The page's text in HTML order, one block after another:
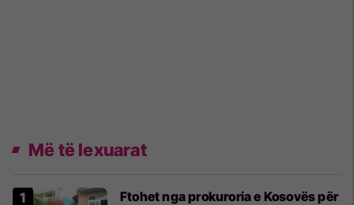
Më të lexuarat
Ftohet nga prokuroria e Kosovës për